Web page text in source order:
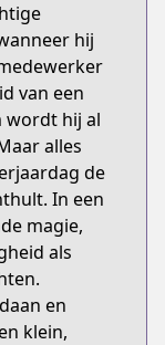
hij
van een
wordt hij al
alles
de
In een
magie,
als
en
klein,